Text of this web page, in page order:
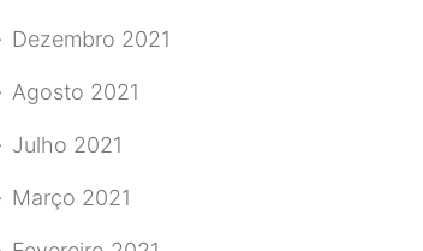
Dezembro 2021
Agosto 2021
Julho 2021
Março 2021